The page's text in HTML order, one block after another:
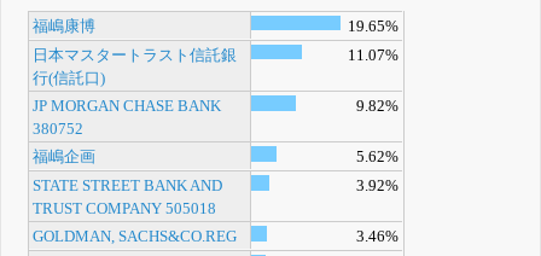
福嶋康博
19.65%
日本マスタートラスト信託銀
行(信託口)
11.07%
JP MORGAN CHASE BANK
380752
9.82%
福嶋企画
5.62%
STATE STREET BANK AND
TRUST COMPANY 505018
3.92%
GOLDMAN, SACHS&CO.REG
3.46%